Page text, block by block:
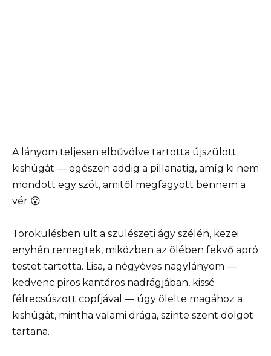
A lányom teljesen elbűvölve tartotta újszülött
kishúgát — egészen addig a pillanatig, amíg ki nem
mondott egy szót, amitől megfagyott bennem a
vér 😮
Törökülésben ült a szülészeti ágy szélén, kezei
enyhén remegtek, miközben az ölében fekvő apró
testet tartotta. Lisa, a négyéves nagylányom —
kedvenc piros kantáros nadrágjában, kissé
félrecsúszott copfjával — úgy ölelte magához a
kishúgát, mintha valami drága, szinte szent dolgot
tartana.